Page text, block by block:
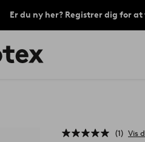
Er du ny her? Registrer dig for
1 Vis